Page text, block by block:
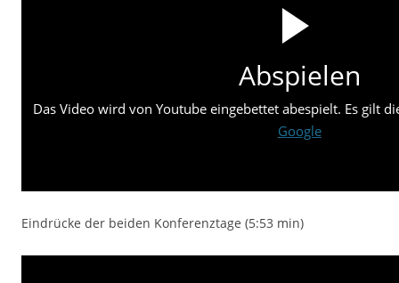
Abspielen
Das Video wird von Youtube eingebettet abespielt. Es gilt
Google
Eindrücke der beiden Konferenztage (5:53 min)